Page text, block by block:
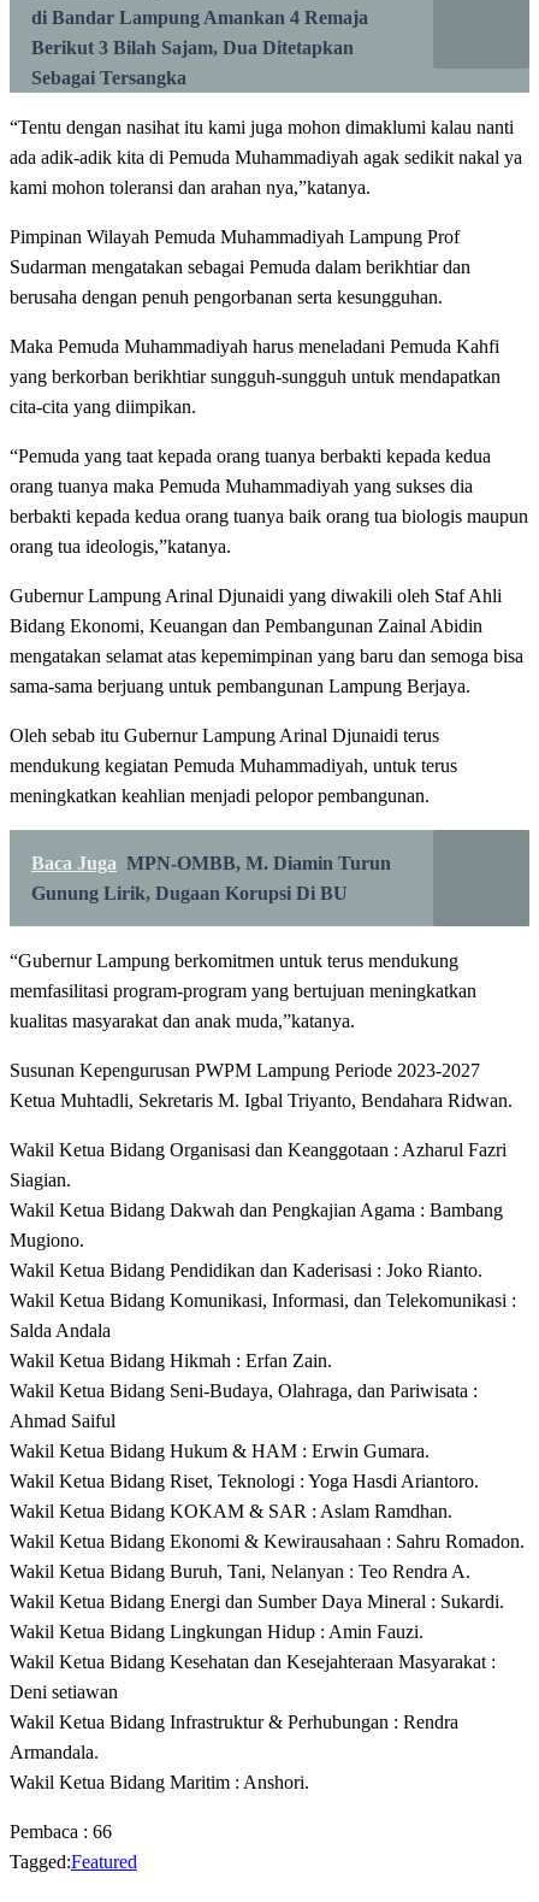
di Bandar Lampung Amankan 4 Remaja
Berikut 3 Bilah Sajam, Dua Ditetapkan
Sebagai Tersangka
“Tentu dengan nasihat itu kami juga mohon dimaklumi kalau nanti
ada adik-adik kita di Pemuda Muhammadiyah agak sedikit nakal ya
kami mohon toleransi dan arahan nya,”katanya.
Pimpinan Wilayah Pemuda Muhammadiyah Lampung Prof
Sudarman mengatakan sebagai Pemuda dalam berikhtiar dan
berusaha dengan penuh pengorbanan serta kesungguhan.
Maka Pemuda Muhammadiyah harus meneladani Pemuda Kahfi
yang berkorban berikhtiar sungguh-sungguh untuk mendapatkan
cita-cita yang diimpikan.
“Pemuda yang taat kepada orang tuanya berbakti kepada kedua
orang tuanya maka Pemuda Muhammadiyah yang sukses dia
berbakti kepada kedua orang tuanya baik orang tua biologis maupun
orang tua ideologis,”katanya.
Gubernur Lampung Arinal Djunaidi yang diwakili oleh Staf Ahli
Bidang Ekonomi, Keuangan dan Pembangunan Zainal Abidin
mengatakan selamat atas kepemimpinan yang baru dan semoga bisa
sama-sama berjuang untuk pembangunan Lampung Berjaya.
Oleh sebab itu Gubernur Lampung Arinal Djunaidi terus
mendukung kegiatan Pemuda Muhammadiyah, untuk terus
meningkatkan keahlian menjadi pelopor pembangunan.
Baca Juga MPN-OMBB, M. Diamin Turun
Gunung Lirik, Dugaan Korupsi Di BU
“Gubernur Lampung berkomitmen untuk terus mendukung
memfasilitasi program-program yang bertujuan meningkatkan
kualitas masyarakat dan anak muda,”katanya.
Susunan Kepengurusan PWPM Lampung Periode 2023-2027
Ketua Muhtadli, Sekretaris M. Igbal Triyanto, Bendahara Ridwan.
Wakil Ketua Bidang Organisasi dan Keanggotaan : Azharul Fazri
Siagian.
Wakil Ketua Bidang Dakwah dan Pengkajian Agama : Bambang
Mugiono.
Wakil Ketua Bidang Pendidikan dan Kaderisasi : Joko Rianto.
Wakil Ketua Bidang Komunikasi, Informasi, dan Telekomunikasi :
Salda Andala
Wakil Ketua Bidang Hikmah : Erfan Zain.
Wakil Ketua Bidang Seni-Budaya, Olahraga, dan Pariwisata :
Ahmad Saiful
Wakil Ketua Bidang Hukum & HAM : Erwin Gumara.
Wakil Ketua Bidang Riset, Teknologi : Yoga Hasdi Ariantoro.
Wakil Ketua Bidang KOKAM & SAR : Aslam Ramdhan.
Wakil Ketua Bidang Ekonomi & Kewirausahaan : Sahru Romadon.
Wakil Ketua Bidang Buruh, Tani, Nelanyan : Teo Rendra A.
Wakil Ketua Bidang Energi dan Sumber Daya Mineral : Sukardi.
Wakil Ketua Bidang Lingkungan Hidup : Amin Fauzi.
Wakil Ketua Bidang Kesehatan dan Kesejahteraan Masyarakat :
Deni setiawan
Wakil Ketua Bidang Infrastruktur & Perhubungan : Rendra
Armandala.
Wakil Ketua Bidang Maritim : Anshori.
Pembaca : 66
Tagged:Featured